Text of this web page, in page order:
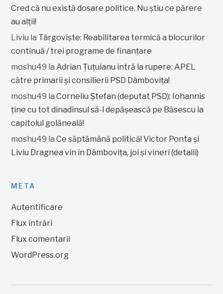
Cred că nu există dosare politice. Nu știu ce părere
au alții!
Liviu la Târgoviște: Reabilitarea termică a blocurilor
continuă / trei programe de finanțare
moshu49 la Adrian Țuțuianu intră la rupere: APEL
către primarii și consilierii PSD Dâmbovița!
moshu49 laCorneliu Ștefan (deputat PSD): Iohannis
ține cu tot dinadinsul să-l depășească pe Băsescu la
capitolul golăneală!
moshu49 laCe săptămână politică! Victor Ponta și
Liviu Dragnea vin în Dâmbovița, joi și vineri (detalii)
META
Autentificare
Flux intrări
Flux comentarii
WordPress.org